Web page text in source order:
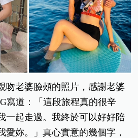
吻老婆臉頰的照片，感謝老婆
寫道：「這段旅程真的很辛
一起走過。我終於可以好好陪
愛妳。」真心實意的幾個字，